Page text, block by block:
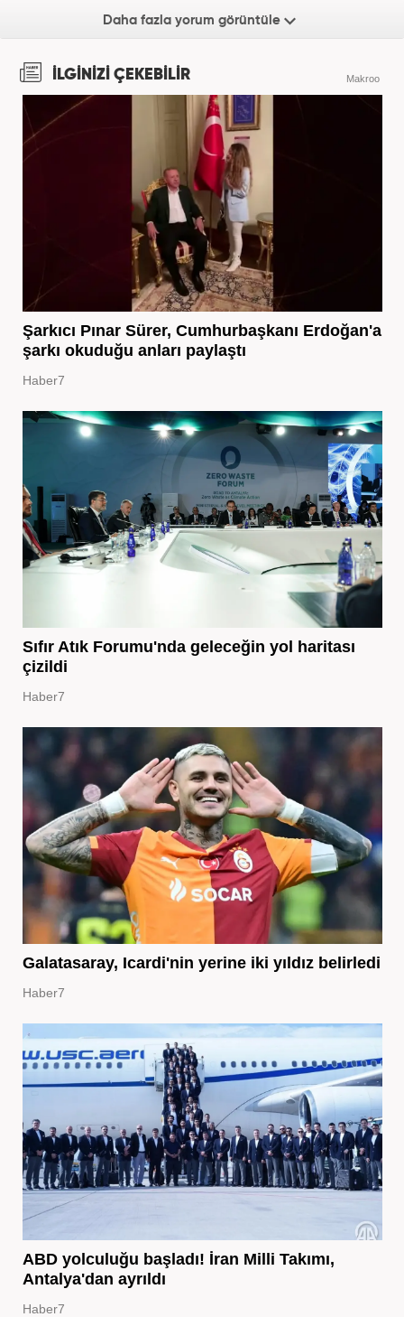
Daha fazla yorum görüntüle
İLGİNİZİ ÇEKEBİLİR Makroo
Şarkıcı Pınar Sürer, Cumhurbaşkanı Erdoğan'a
şarkı okuduğu anları paylaştı
Haber7
Sıfır Atık Forumu'nda geleceğin yol haritası
çizildi
Haber7
Galatasaray, Icardi'nin yerine iki yıldız belirledi
Haber7
ABD yolculuğu başladı! İran Milli Takımı,
Antalya'dan ayrıldı
Haber7